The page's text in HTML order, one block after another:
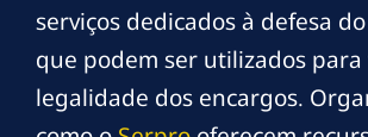
serviços dedicados à defesa
que podem ser utilizados para
legalidade dos encargos.